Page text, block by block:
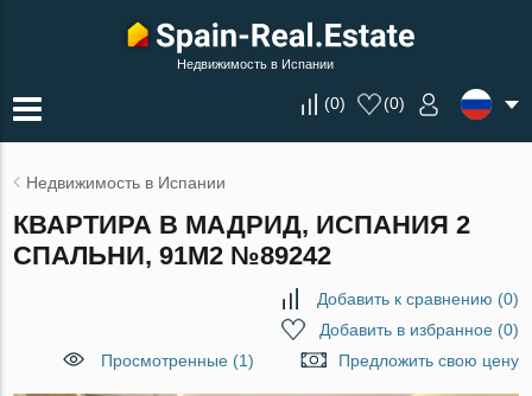
Недвижимость в Испании
(0) (0)
Недвижимость в Испании
КВАРТИРА В МАДРИД, ИСПАНИЯ 2
СПАЛЬНИ, 91М2 №89242
Добавить к сравнению (0)
Добавить в избранное(0)
Просмотренные (1)
Предложить свою цену